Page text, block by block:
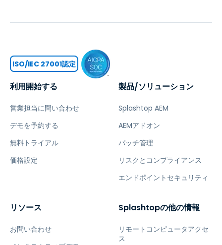
利用開始する
営業担当に問い合わせ
デモを予約する
無料トライアル
価格設定
製品/ソリューション
Splashtop AEM
AEMアドオン
パッチ管理
リスクとコンプライアンス
エンドポイントセキュリティ
リソース
お問い合わせ
Splashtopの他の情報
リモートコンピュータアクセ
ス
ISO/IEC 27001認定